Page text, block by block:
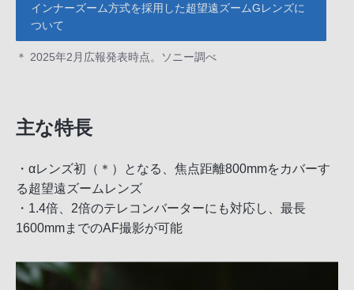
インナーズーム方式を採用した超望遠ズームGレンズに
ついて
＊ 2025年2月広報発表時点。ソニー調べ
主な特長
・αレンズ初（＊）となる、焦点距離800mmをカバーす
る超望遠ズームレンズ
・1.4倍、2倍のテレコンバーターにも対応し、最長
1600mmまでのAF撮影が可能